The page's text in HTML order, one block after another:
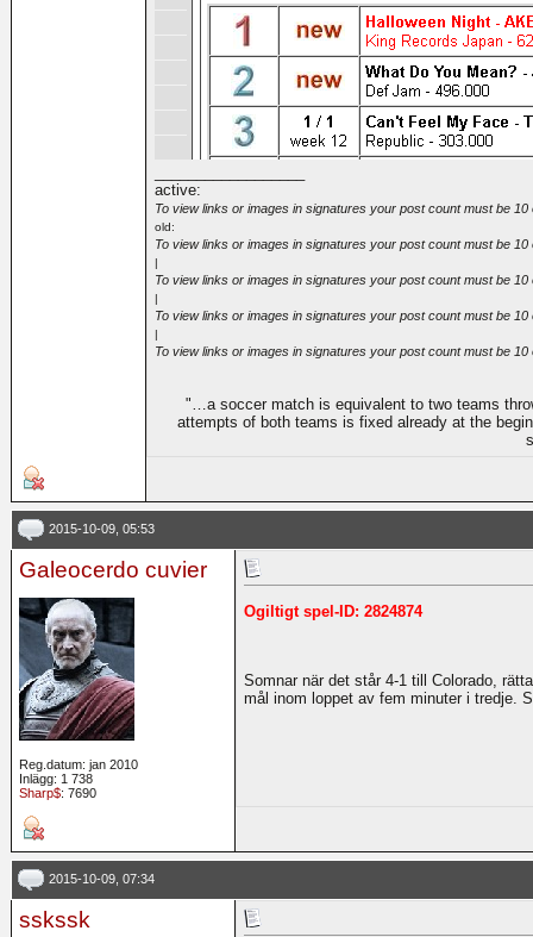
active:
To view links or images in signatures your post count must be
old:
To view links or images in signatures your post count must be
|
To view links or images in signatures your post count must be
|
To view links or images in signatures your post count must be
|
To view links or images in signatures your post count must be
"…a soccer match is equivalent to two teams
attempts of both teams is fixed already at the
2015-10-09, 05:53
Galeocerdo cuvier
Reg.datum: jan 2010
Inlägg: 1 738
Sharp$: 7690
Ogiltigt spel-ID: 2824874
Somnar när det står 4-1 till Colorado,
mål inom loppet av fem minuter i tredje.
2015-10-09, 07:34
sskssk